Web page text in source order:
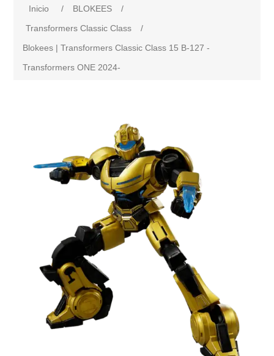
Inicio / BLOKEES
/
Transformers Classic Class
/
Blokees | Transformers Classic Class 15 B-127 -
Transformers ONE 2024-